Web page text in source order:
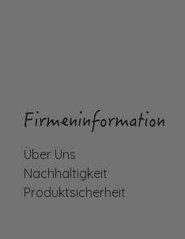
Firmeninformation
Über Uns
Nachhaltigkeit
Produktsicherheit